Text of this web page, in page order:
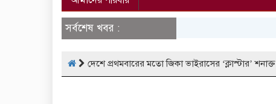
সর্বশেষ খবর :
দেশে প্রথমবারের মতো জিকা ভাইরাসের ‘ক্লাস্টার’ শনাক্ত